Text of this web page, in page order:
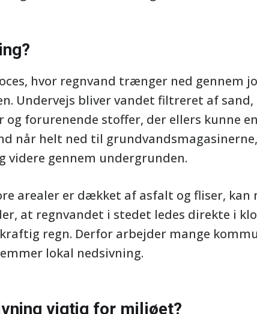
hvor regnvand trænger ned gennem
Undervejs bliver vandet filtreret af
forurenende stoffer, der ellers kunne
når helt ned til
videre gennem undergrunden.
arealer er dækket af asfalt og fliser, kan
at regnvandet i stedet ledes direkte i
regn. Derfor arbejder mange
lokal nedsivning.
vigtig for miljøet?